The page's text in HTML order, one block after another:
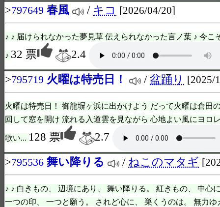
>797649 春風 / キコ [2026/04/20]
♪ ♪ 届けられなかった夢見草 伝えられなかった言ノ葉 ♪ 今こ
♪ 32 票
2.4
>795719 火曜は特売日！ /盆踊り [2025/
火曜は特売日！ 御龍塀ヶ浜に出かけよう だって火曜は倉田
回して窓を開け 流れる入道雲を見ながら 心地よい風にヨロ
歌い... 128 票
2.7
>795536 舞い降りる / ねこのマタギ
♪ ♪ 白きもの、 辺境にあり、 舞い降りる。 紅きもの、 中心
一つの印、 一つと願う。 されど心に、 巣くうのは。 無力ゆ